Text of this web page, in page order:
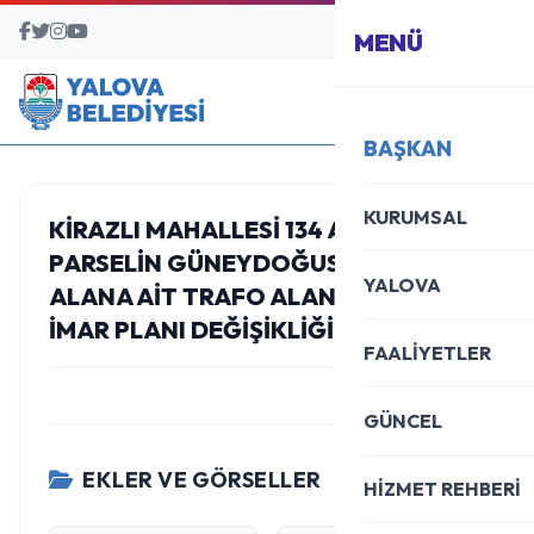
BAŞVURU MERKEZİ
MENÜ
BAŞKAN
KURUMSAL
YALOVA
FAALİYETLER
GÜNCEL
HİZMET REHBERİ
KIRAZLI MAHALLESI 134 ADA 11 NOLU
PARSELIN GÜNEYDOĞUSUNDAKI
ALANA AIT TRAFO ALANI AMAÇLI
İMAR PLANI DEĞIŞIKLIĞI
EKLER VE GÖRSELLER